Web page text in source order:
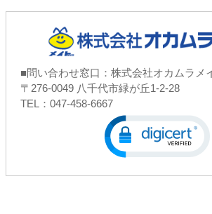
■問い合わせ窓口：株式会社オカムラメ
〒276-0049 八千代市緑が丘1-2-28
TEL：047-458-6667